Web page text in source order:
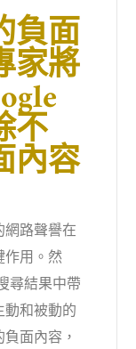
負面
家將
不
內容
路聲譽在
作用。然
尋結果中帶
動和被動的
面內容，